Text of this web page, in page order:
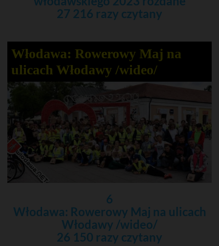
27 216 razy czytany
Włodawa: Rowerowy Maj na
ulicach Włodawy /wideo/
6
Włodawa: Rowerowy Maj na ulicach
Włodawy /wideo/
26 150 razy czytany